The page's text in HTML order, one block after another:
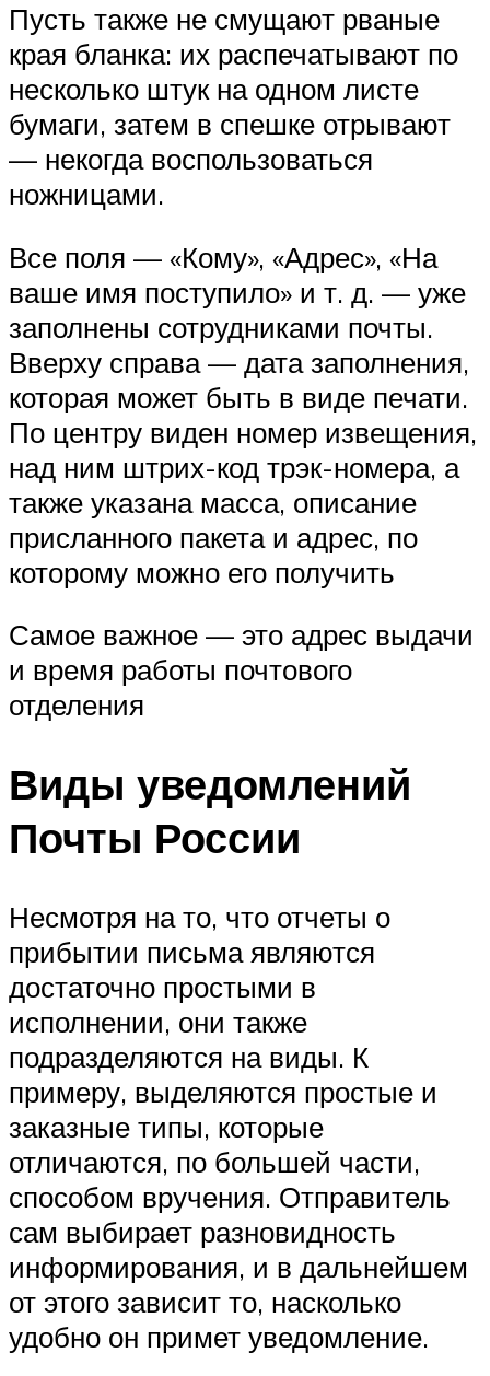
Пусть также не смущают рваные
края бланка: их распечатывают по
несколько штук на одном листе
бумаги, затем в спешке отрывают
— некогда воспользоваться
ножницами.
Все поля — «Кому», «Адрес», «На
ваше имя поступило» и т. д. — уже
заполнены сотрудниками почты.
Вверху справа — дата заполнения,
которая может быть в виде печати.
По центру виден номер извещения,
над ним штрих-код трэк-номера, а
также указана масса, описание
присланного пакета и адрес, по
которому можно его получить
Самое важное — это адрес выдачи
и время работы почтового
отделения
Виды уведомлений
Почты России
Несмотря на то, что отчеты о
прибытии письма являются
достаточно простыми в
исполнении, они также
подразделяются на виды. К
примеру, выделяются простые и
заказные типы, которые
отличаются, по большей части,
способом вручения. Отправитель
сам выбирает разновидность
информирования, и в дальнейшем
от этого зависит то, насколько
удобно он примет уведомление.